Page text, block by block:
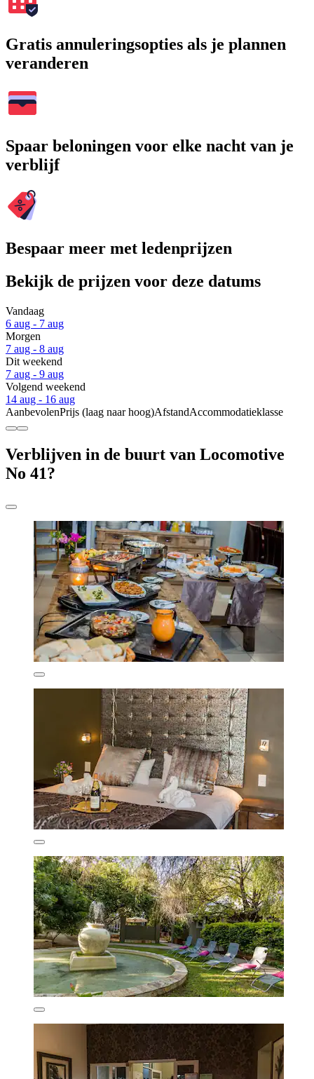
Gratis annuleringsopties als je plannen
veranderen
Spaar beloningen voor elke nacht van je
verblijf
Bespaar meer met ledenprijzen
Bekijk de prijzen voor deze datums
Vandaag
6 aug - 7 aug
Morgen
7 aug - 8 aug
Dit weekend
7 aug - 9 aug
Volgend weekend
14 aug - 16 aug
AanbevolenPrijs (laag naar hoog)AfstandAccommodatieklasse
Verblijven in de buurt van Locomotive
No 41?